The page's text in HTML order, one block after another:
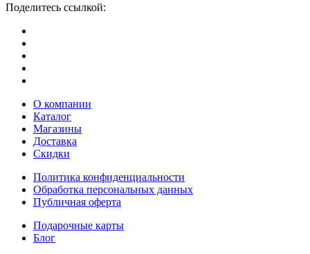
Поделитесь ссылкой:
О компании
Каталог
Магазины
Доставка
Скидки
Политика конфиденциальности
Обработка персональных данных
Публичная оферта
Подарочные карты
Блог